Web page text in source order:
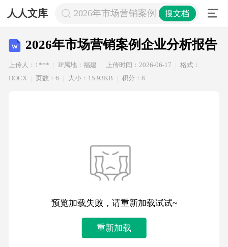
人人文库 2026年市场营销案例企业分析报告
搜文档
2026年市场营销案例企业分析报告
上传人：1*** IP属地：福建 上传时间：2026-06-17
格式：
DOCX
页数：6 大小：15.93KB 积分：8
预览加载失败，请重新加载试试~
重新加载